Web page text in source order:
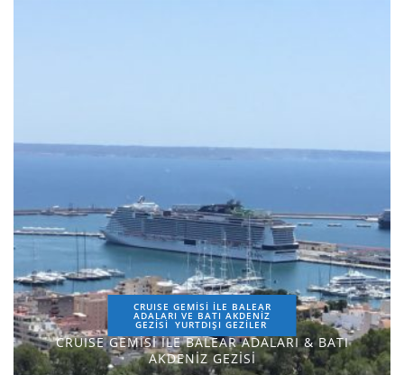
CRUISE GEMİSİ İLE BALEAR
ADALARI VE BATI AKDENİZ
GEZİSİ YURTDIŞI GEZILER
CRUISE GEMİSİ İLE BALEAR ADALARI & BATI
AKDENİZ GEZİSİ